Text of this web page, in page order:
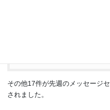
その他17件が先週のメッセージ
されました。